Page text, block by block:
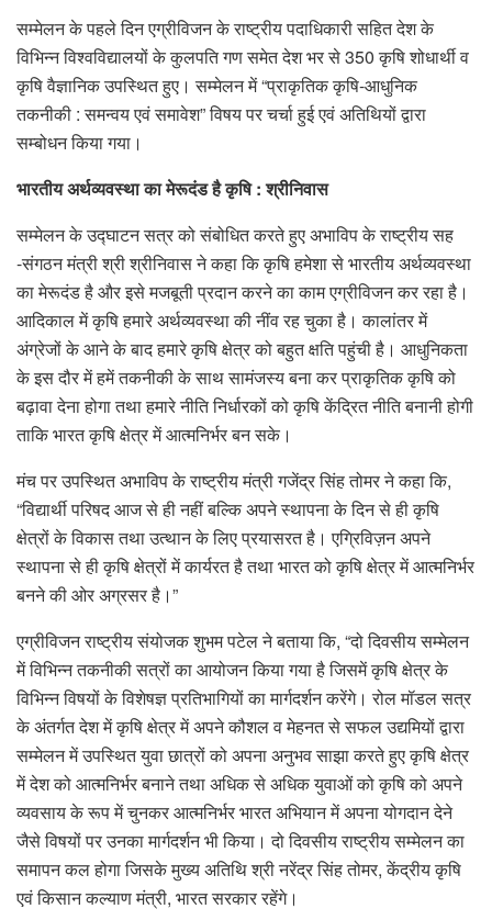
सम्मेलन के पहले दिन एग्रीविजन के राष्ट्रीय पदाधिकारी सहित देश के
विभिन्न विश्वविद्यालयों के कुलपति गण समेत देश भर से 350 कृषि शोधार्थी व
कृषि वैज्ञानिक उपस्थित हुए। सम्मेलन में “प्राकृतिक कृषि-आधुनिक
तकनीकी : समन्वय एवं समावेश” विषय पर चर्चा हुई एवं अतिथियों द्वारा
सम्बोधन किया गया।
भारतीय अर्थव्यवस्था का मेरूदंड है कृषि : श्रीनिवास
सम्मेलन के उद्घाटन सत्र को संबोधित करते हुए अभाविप के राष्ट्रीय सह
-संगठन मंत्री श्री श्रीनिवास ने कहा कि कृषि हमेशा से भारतीय अर्थव्यवस्था
का मेरूदंड है और इसे मजबूती प्रदान करने का काम एग्रीविजन कर रहा है।
आदिकाल में कृषि हमारे अर्थव्यवस्था की नींव रह चुका है। कालांतर में
अंग्रेजों के आने के बाद हमारे कृषि क्षेत्र को बहुत क्षति पहुंची है। आधुनिकता
के इस दौर में हमें तकनीकी के साथ सामंजस्य बना कर प्राकृतिक कृषि को
बढ़ावा देना होगा तथा हमारे नीति निर्धारकों को कृषि केंद्रित नीति बनानी होगी
ताकि भारत कृषि क्षेत्र में आत्मनिर्भर बन सके।
मंच पर उपस्थित अभाविप के राष्ट्रीय मंत्री गजेंद्र सिंह तोमर ने कहा कि,
“विद्यार्थी परिषद आज से ही नहीं बल्कि अपने स्थापना के दिन से ही कृषि
क्षेत्रों के विकास तथा उत्थान के लिए प्रयासरत है। एग्रिविज़न अपने
स्थापना से ही कृषि क्षेत्रों में कार्यरत है तथा भारत को कृषि क्षेत्र में आत्मनिर्भर
बनने की ओर अग्रसर है।”
एग्रीविजन राष्ट्रीय संयोजक शुभम पटेल ने बताया कि, “दो दिवसीय सम्मेलन
में विभिन्न तकनीकी सत्रों का आयोजन किया गया है जिसमें कृषि क्षेत्र के
विभिन्न विषयों के विशेषज्ञ प्रतिभागियों का मार्गदर्शन करेंगे। रोल मॉडल सत्र
के अंतर्गत देश में कृषि क्षेत्र में अपने कौशल व मेहनत से सफल उद्यमियों द्वारा
सम्मेलन में उपस्थित युवा छात्रों को अपना अनुभव साझा करते हुए कृषि क्षेत्र
में देश को आत्मनिर्भर बनाने तथा अधिक से अधिक युवाओं को कृषि को अपने
व्यवसाय के रूप में चुनकर आत्मनिर्भर भारत अभियान में अपना योगदान देने
जैसे विषयों पर उनका मार्गदर्शन भी किया। दो दिवसीय राष्ट्रीय सम्मेलन का
समापन कल होगा जिसके मुख्य अतिथि श्री नरेंद्र सिंह तोमर, केंद्रीय कृषि
एवं किसान कल्याण मंत्री, भारत सरकार रहेंगे।